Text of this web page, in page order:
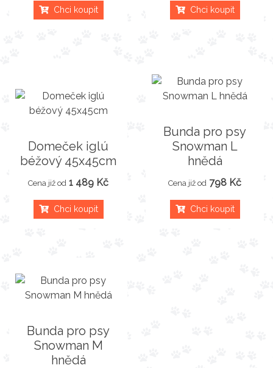
Chci koupit Chci koupit
Domeček iglú
béžový 45x45cm
Cena již od 1 489 Kč
Chci koupit
Bunda pro psy
Snowman L
hnědá
Cena již od 798 Kč
Chci koupit
Bunda pro psy
Snowman M
hnědá